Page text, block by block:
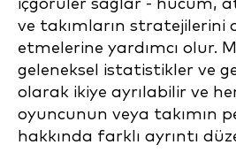
içgörüler sağlar - hücum,
ve takımların stratejilerini
etmelerine yardımcı olur.
geleneksel istatistikler ve
olarak ikiye ayrılabilir ve
oyuncunun veya takımın
hakkında farklı ayrıntı